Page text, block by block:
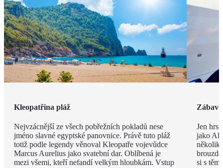
Kleopatřina pláž
Nejvzácnější ze všech pobřežních pokladů nese
jméno slavné egyptské panovnice. Právě tuto pláž
totiž podle legendy věnoval Kleopatře vojevůdce
Marcus Aurelius jako svatební dar. Oblíbená je
mezi všemi, kteří nefandí velkým hloubkám. Vstup
Jen
jako
si s